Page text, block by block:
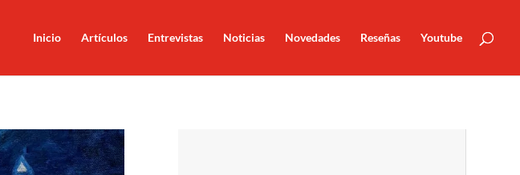
Inicio Artículos Entrevistas Noticias Novedades Reseñas Youtube